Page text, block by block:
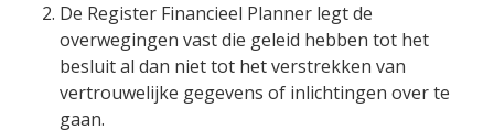
De Register Financieel Planner legt de
overwegingen vast die geleid hebben tot het
besluit al dan niet tot het verstrekken van
vertrouwelijke gegevens of inlichtingen over te
gaan.